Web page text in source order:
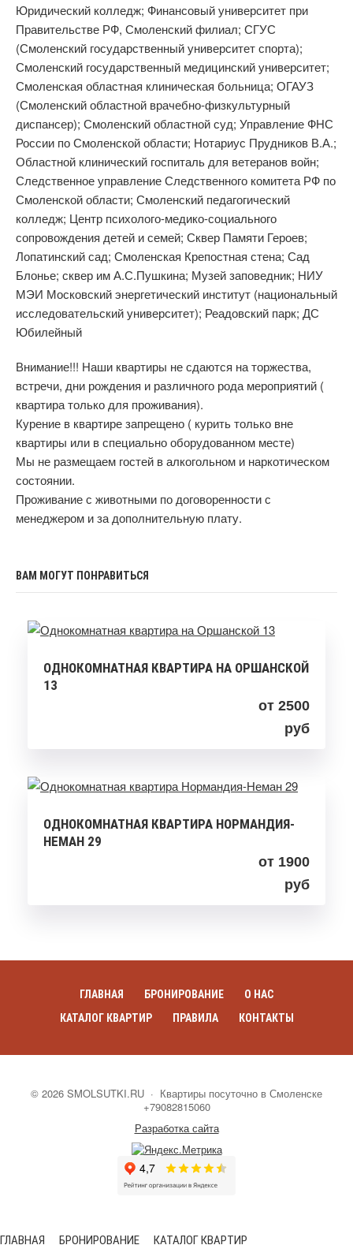
Юридический колледж; Финансовый университет при
Правительстве РФ, Смоленский филиал; СГУС
(Смоленский государственный университет спорта);
Смоленский государственный медицинский университет;
Смоленская областная клиническая больница; ОГАУЗ
(Смоленский областной врачебно-физкультурный
диспансер); Смоленский областной суд; Управление ФНС
России по Смоленской области; Нотариус Прудников В.А.;
Областной клинический госпиталь для ветеранов войн;
Следственное управление Следственного комитета РФ по
Смоленской области; Смоленский педагогический
колледж; Центр психолого-медико-социального
сопровождения детей и семей; Сквер Памяти Героев;
Лопатинский сад; Смоленская Крепостная стена; Сад
Блонье; сквер им А.С.Пушкина; Музей заповедник; НИУ
МЭИ Московский энергетический институт (национальный
исследовательский университет); Реадовский парк; ДС
Юбилейный
Внимание!!! Наши квартиры не сдаются на торжества,
встречи, дни рождения и различного рода мероприятий (
квартира только для проживания).
Курение в квартире запрещено ( курить только вне
квартиры или в специально оборудованном месте)
Мы не размещаем гостей в алкогольном и наркотическом
состоянии.
Проживание с животными по договоренности с
менеджером и за дополнительную плату.
ВАМ МОГУТ ПОНРАВИТЬСЯ
ОДНОКОМНАТНАЯ КВАРТИРА НА ОРШАНСКОЙ
13
от 2500
руб
ОДНОКОМНАТНАЯ КВАРТИРА НОРМАНДИЯ-
НЕМАН 29
от 1900
руб
ГЛАВНАЯ БРОНИРОВАНИЕ
О НАС
КАТАЛОГ КВАРТИР
ПРАВИЛА КОНТАКТЫ
© 2026 SMOLSUTKI.RU · Квартиры посуточно в Смоленске
+79082815060
Разработка сайта
ГЛАВНАЯ БРОНИРОВАНИЕ КАТАЛОГ КВАРТИР